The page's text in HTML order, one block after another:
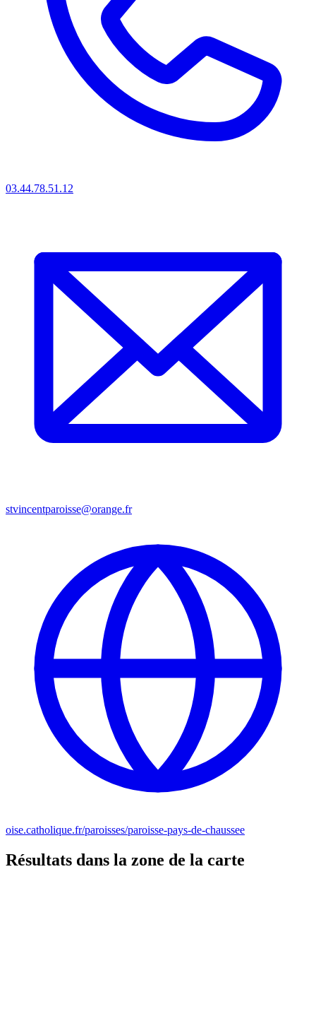
03.44.78.51.12
stvincentparoisse@orange.fr
oise.catholique.fr/paroisses/paroisse-pays-de-chaussee
Résultats dans la zone de la carte